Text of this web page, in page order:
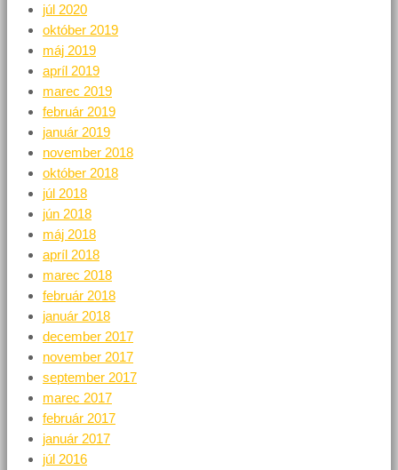
júl 2020
október 2019
máj 2019
apríl 2019
marec 2019
február 2019
január 2019
november 2018
október 2018
júl 2018
jún 2018
máj 2018
apríl 2018
marec 2018
február 2018
január 2018
december 2017
november 2017
september 2017
marec 2017
február 2017
január 2017
júl 2016